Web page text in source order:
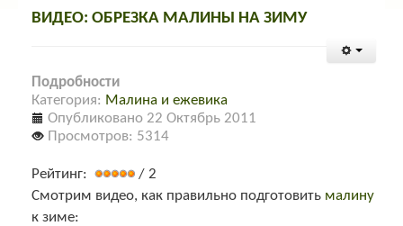
ВИДЕО: ОБРЕЗКА МАЛИНЫ НА ЗИМУ
Подробности
Категория: Малина и ежевика
Опубликовано 22 Октябрь 2011
Просмотров: 5314
Рейтинг:
/ 2
Смотрим видео, как правильно подготовить малину
к зиме: